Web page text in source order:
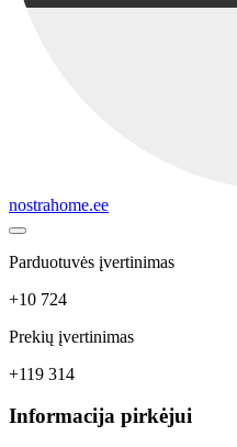
nostrahome.ee
Parduotuvės įvertinimas
+10 724
Prekių įvertinimas
+119 314
Informacija pirkėjui